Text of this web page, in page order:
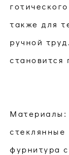
также для
ручной
становится
Материалы:
стеклянные
фурнитура